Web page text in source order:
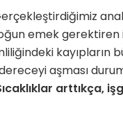
emek gerektiren
kayıpların
dereceyi aşması
arttıkça,